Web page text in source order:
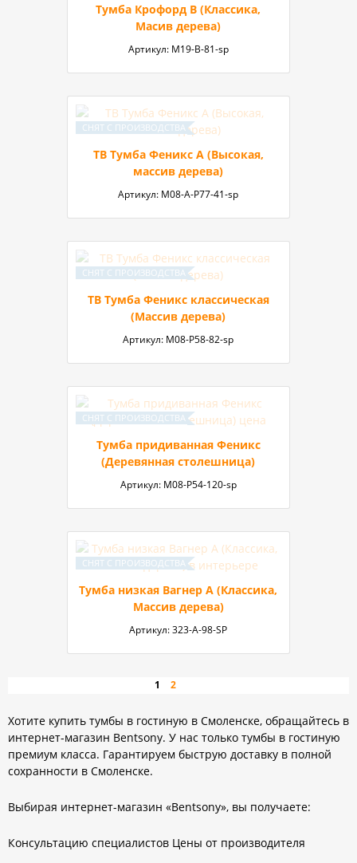
Тумба Крофорд В (Классика,
Масив дерева)
Артикул: М19-В-81-sp
ТВ Тумба Феникс А (Высокая,
массив дерева)
Артикул: М08-А-P77-41-sp
ТВ Тумба Феникс классическая
(Массив дерева)
Артикул: М08-P58-82-sp
Тумба придиванная Феникс
(Деревянная столешница)
Артикул: М08-P54-120-sp
Тумба низкая Вагнер А (Классика,
Массив дерева)
Артикул:323-А-98-SP
1 2
Хотите купить тумбы в гостиную в Смоленске, обращайтесь в
интернет-магазин Bentsony. У нас только тумбы в гостиную
премиум класса. Гарантируем быструю доставку в полной
сохранности в Смоленске.
Выбирая интернет-магазин «Bentsony», вы получаете:
Консультацию специалистов Цены от производителя